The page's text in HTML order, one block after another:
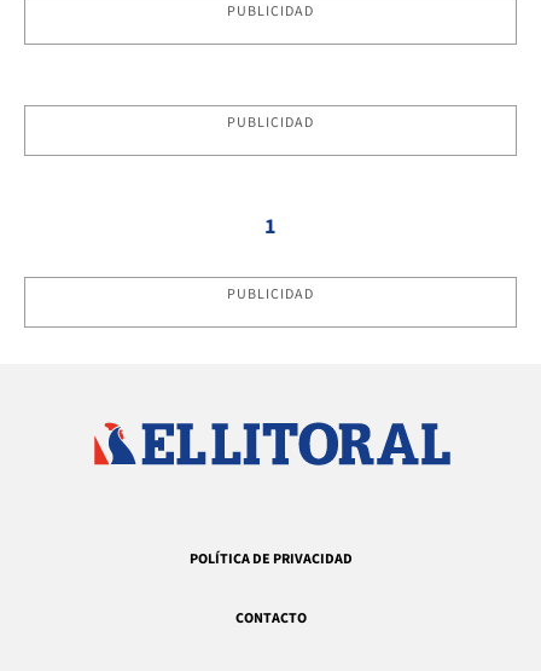
PUBLICIDAD
PUBLICIDAD
1
PUBLICIDAD
POLÍTICA DE PRIVACIDAD
CONTACTO